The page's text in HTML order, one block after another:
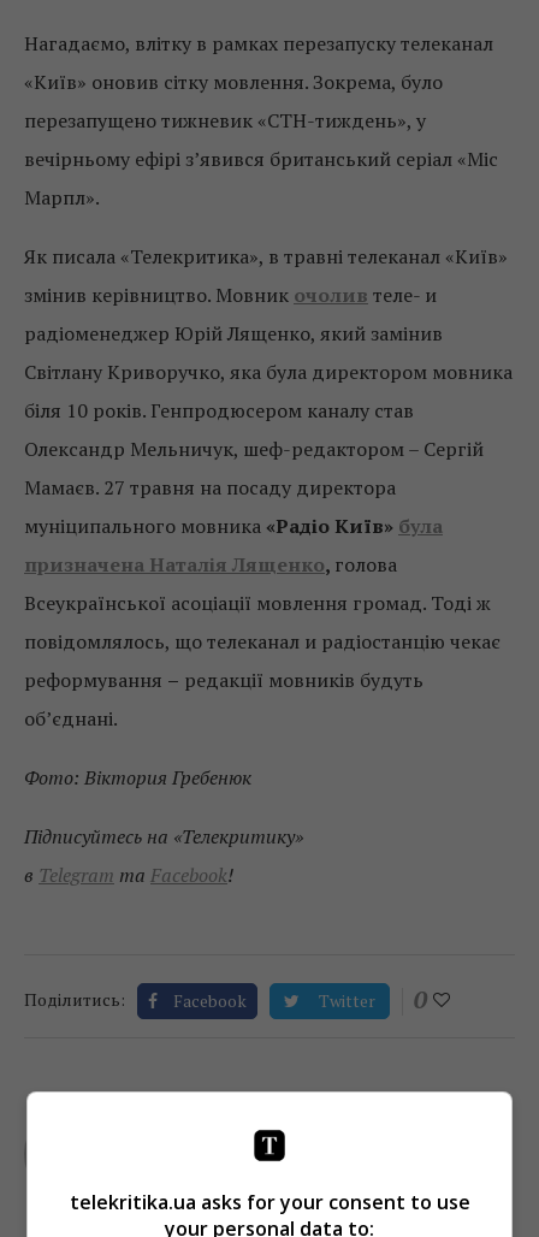
Нагадаємо, влітку в рамках перезапуску телеканал
«Київ» оновив сітку мовлення. Зокрема, було
перезапущено тижневик «СТН-тиждень», у
вечірньому ефірі з’явився британський серіал «Міс
Марпл».
Як писала «Телекритика», в травні телеканал «Київ»
змінив керівництво. Мовник очолив теле- и
радіоменеджер Юрій Лященко, який замінив
Світлану Криворучко, яка була директором мовника
біля 10 років. Генпродюсером каналу став
Олександр Мельничук, шеф-редактором – Сергій
Мамаєв. 27 травня на посаду директора
муніципального мовника «Радіо Київ» була
призначена Наталія Лященко, голова
Всеукраїнської асоціації мовлення громад. Тоді ж
повідомлялось, що телеканал и радіостанцію чекає
реформування – редакції мовників будуть
об’єднані.
Фото: Віктория Гребенюк
Підписуйтесь на «Телекритику»
в Telegram та Facebook!
Поділитись: Facebook Twitter 0
telekritika.ua asks for your consent to use
your personal data to: